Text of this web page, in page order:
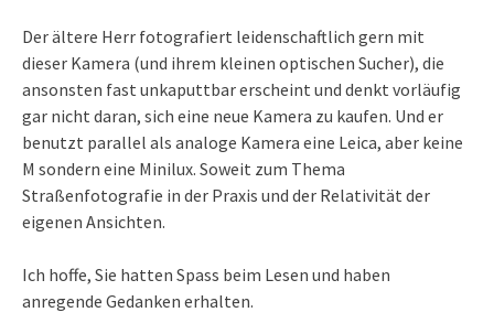
Der ältere Herr fotografiert leidenschaftlich gern mit
dieser Kamera (und ihrem kleinen optischen Sucher), die
ansonsten fast unkaputtbar erscheint und denkt vorläufig
gar nicht daran, sich eine neue Kamera zu kaufen. Und er
benutzt parallel als analoge Kamera eine Leica, aber keine
M sondern eine Minilux. Soweit zum Thema
Straßenfotografie in der Praxis und der Relativität der
eigenen Ansichten.
Ich hoffe, Sie hatten Spass beim Lesen und haben
anregende Gedanken erhalten.